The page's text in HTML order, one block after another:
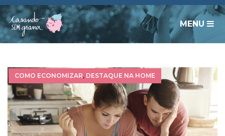
MENU
COMO ECONOMIZAR, DESTAQUE NA HOME